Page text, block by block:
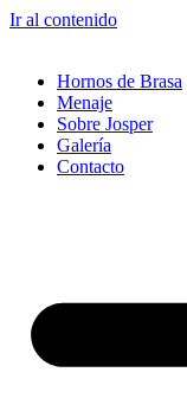
Ir al contenido
Hornos de Brasa
Menaje
Sobre Josper
Galería
Contacto